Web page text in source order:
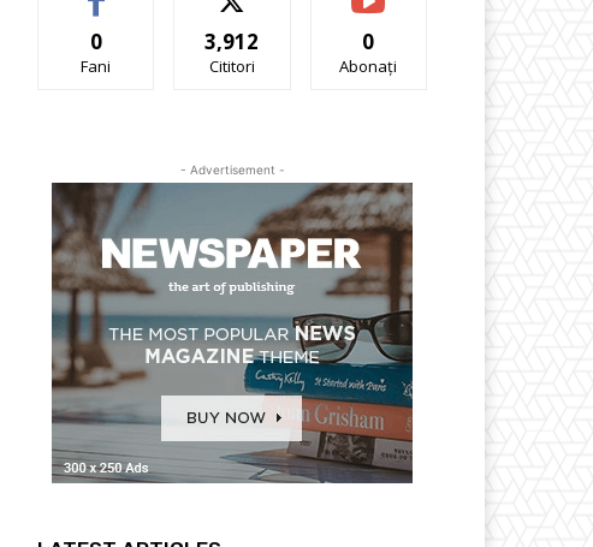
0
Fani
3,912
Cititori
0
Abonați
- Advertisement -